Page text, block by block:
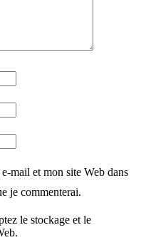
mail et mon site Web dans
je commenterai.
le stockage et le